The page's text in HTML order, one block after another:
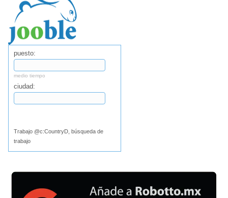
puesto:
medio tiempo
ciudad:
Trabajo @c:CountryD, búsqueda de
trabajo